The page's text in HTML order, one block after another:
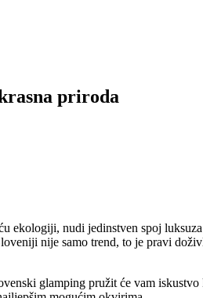
priroda
ekologiji, nudi jedinstven spoj
nije samo trend, to je pravi
glamping pružit će vam